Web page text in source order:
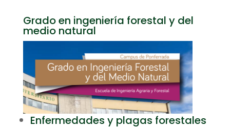
Grado en ingeniería forestal y del
medio natural
Enfermedades y plagas forestales